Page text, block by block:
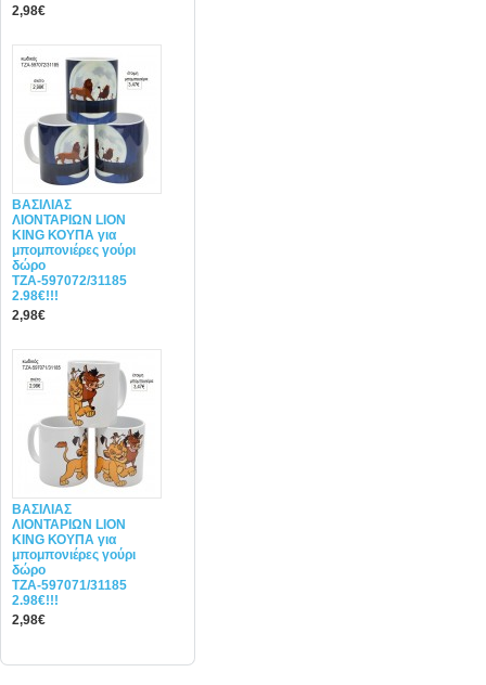
2,98€
ΒΑΣΙΛΙΑΣ
ΛΙΟΝΤΑΡΙΩΝ LION
KING ΚΟΥΠΑ για
μπομπονιέρες γούρι
δώρο
ΤΖΑ-597072/31185
2.98€!!!
2,98€
ΒΑΣΙΛΙΑΣ
ΛΙΟΝΤΑΡΙΩΝ LION
KING ΚΟΥΠΑ για
μπομπονιέρες γούρι
δώρο
ΤΖΑ-597071/31185
2.98€!!!
2,98€